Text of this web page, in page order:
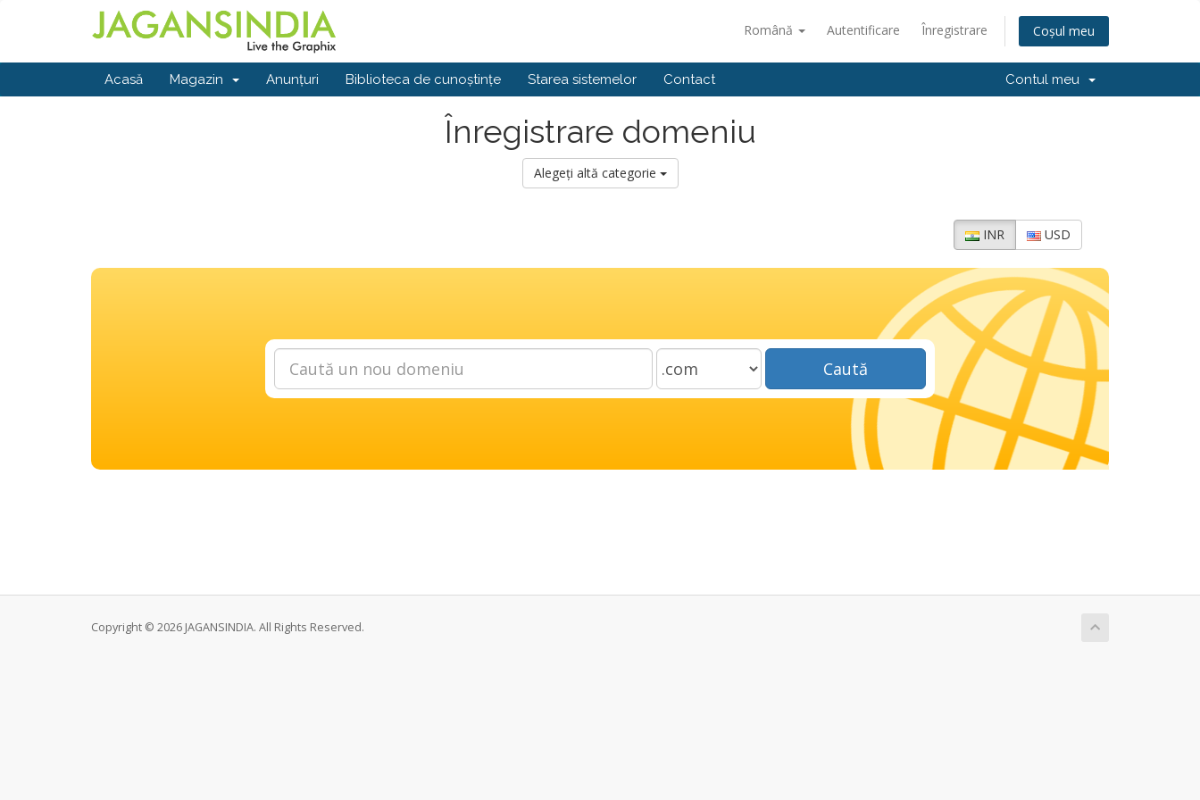
Română Autentificare Înregistrare Coșul meu
Acasă Magazin Anunțuri Biblioteca de cunoștințe Starea sistemelor Contact Contul meu
Înregistrare domeniu
Alegeți altă categorie
INR USD
Caută
Copyright © 2026 JAGANSINDIA. All Rights Reserved.